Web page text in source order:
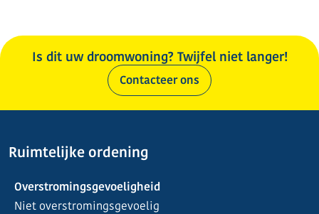
Is dit uw droomwoning? Twijfel niet langer!
Contacteer ons
Ruimtelijke ordening
Overstromingsgevoeligheid
Niet overstromingsgevoelig